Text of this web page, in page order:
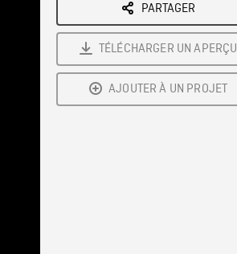
PARTAGER
TÉLÉCHARGER UN APERÇU
AJOUTER À UN PROJET